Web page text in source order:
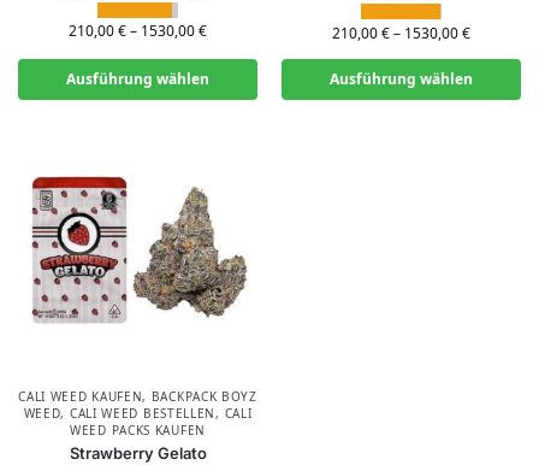
210,00€– 1530,00€
Ausführung wählen
210,00€– 1530,00€
Ausführung wählen
CALI WEED KAUFEN, BACKPACK BOYZ
WEED, CALI WEED BESTELLEN, CALI
WEED PACKS KAUFEN
Strawberry Gelato